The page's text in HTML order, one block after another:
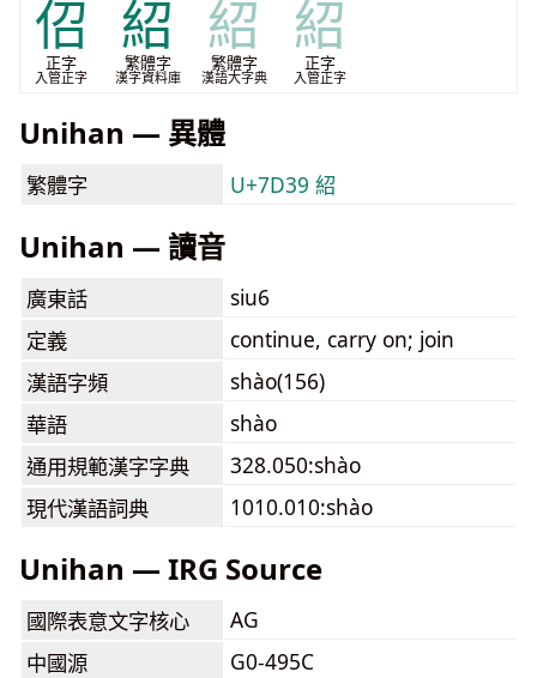
佋
正字
入管正字
紹
繁體字
漢字資料庫
紹
繁體字
漢語大字典
紹
正字
入管正字
Unihan — 異體
繁體字 U+7D39 紹
Unihan — 讀音
廣東話
siu6
定義
continue, carry on; join
漢語字頻
shào(156)
華語
shào
通用規範漢字字典
328.050:shào
現代漢語詞典
1010.010:shào
Unihan — IRG Source
國際表意文字核心
AG
中國源
G0-495C